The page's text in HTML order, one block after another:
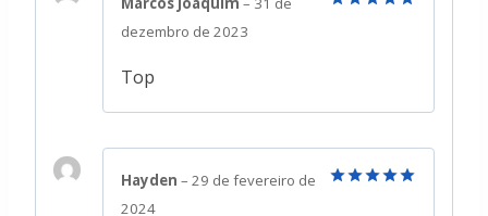
dezembro de 2023
Top
Hayden – 29 de fevereiro de
2024